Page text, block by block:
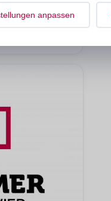
anpassen